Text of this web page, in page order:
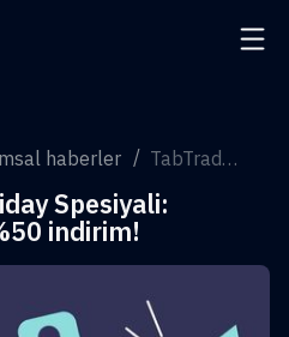
haberler TabTrader Black Friday Spesiyali: TabTrader Pro'da %50 indirim!
Spesiyali:
indirim!